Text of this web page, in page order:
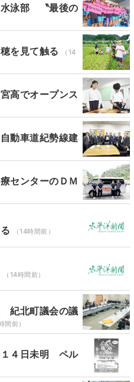
泳部 〝最後の
を見て触る
（14
高でオープンス
動車道紀勢線建
センターのＤＭ
（14時間前）
（14時間前）
紀北町議会の議
間前）
４日未明 ペル